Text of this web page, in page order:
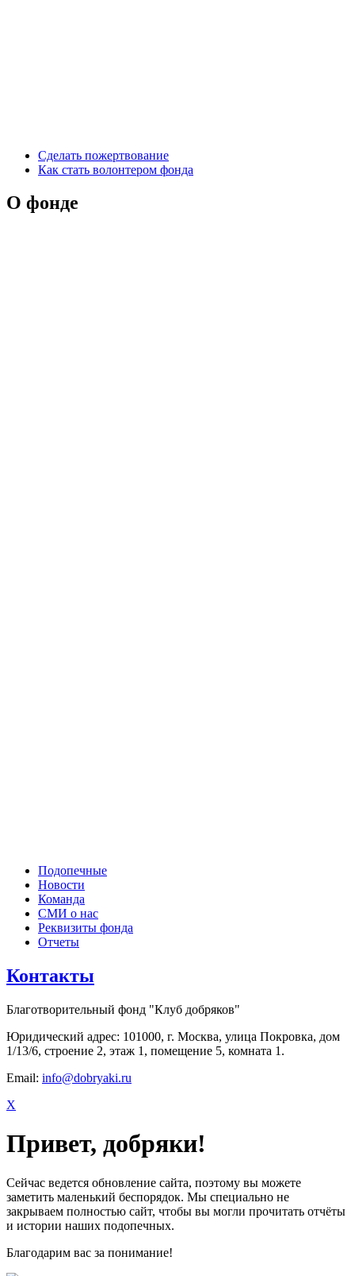
Сделать пожертвование
Как стать волонтером фонда
О фонде
Подопечные
Новости
Команда
СМИ о нас
Реквизиты фонда
Отчеты
Контакты
Благотворительный фонд "Клуб добряков"
Юридический адрес: 101000, г. Москва, улица Покровка, дом
1/13/6, строение 2, этаж 1, помещение 5, комната 1.
Email: info@dobryaki.ru
X
Привет, добряки!
Сейчас ведется обновление сайта, поэтому вы можете
заметить маленький беспорядок. Мы специально не
закрываем полностью сайт, чтобы вы могли прочитать отчёты
и истории наших подопечных.
Благодарим вас за понимание!